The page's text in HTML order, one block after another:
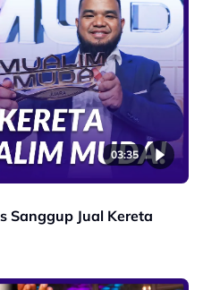
03:35
Sanggup Jual Kereta